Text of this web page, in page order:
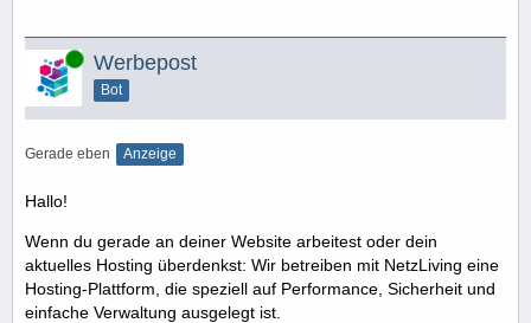
Online Werbepost
Bot
Gerade eben Anzeige
Hallo!
Wenn du gerade an deiner Website arbeitest oder dein
aktuelles Hosting überdenkst: Wir betreiben mit NetzLiving eine
Hosting-Plattform, die speziell auf Performance, Sicherheit und
einfache Verwaltung ausgelegt ist.